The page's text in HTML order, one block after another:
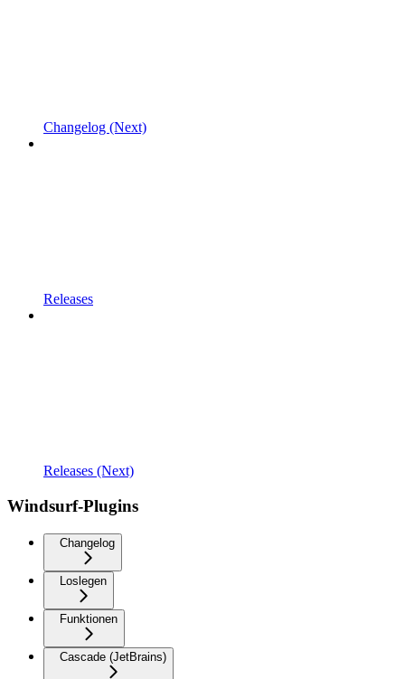
Changelog (Next)
Releases
Releases (Next)
Windsurf-Plugins
Changelog
Loslegen
Funktionen
Cascade (JetBrains)